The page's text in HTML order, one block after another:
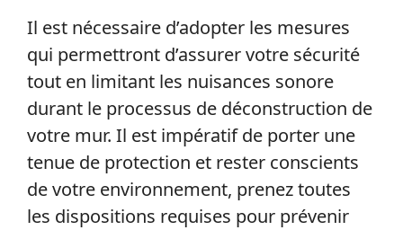
Il est nécessaire d’adopter les mesures
qui permettront d’assurer votre sécurité
tout en limitant les nuisances sonore
durant le processus de déconstruction de
votre mur. Il est impératif de porter une
tenue de protection et rester conscients
de votre environnement, prenez toutes
les dispositions requises pour prévenir